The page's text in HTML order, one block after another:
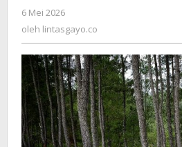
6 Mei 2026
lintasgayo.co
oleh lintasgayo.co